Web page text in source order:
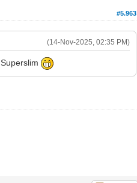
#5.963
(14-Nov-2025, 02:35 PM)
Superslim